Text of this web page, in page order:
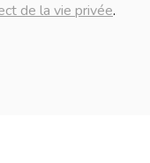
de la vie privée.